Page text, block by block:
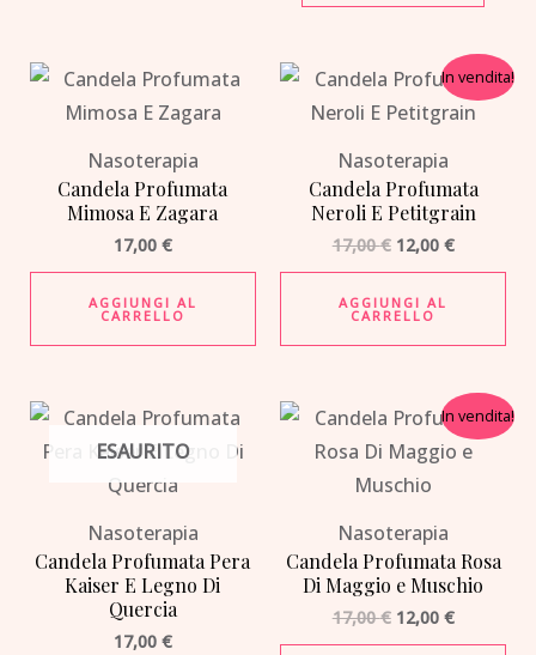
Nasoterapia
Candela Profumata
Mimosa E Zagara
17,00 €
AGGIUNGI AL
CARRELLO
In vendita!
Nasoterapia
Candela Profumata
Neroli E Petitgrain
17,00€
Il
prezzo
originale
17,00 €.
12,00 €
Il
prezzo
attuale
AGGIUNGI AL
CARRELLO
ESAURITO
Nasoterapia
Candela Profumata Pera
Kaiser E Legno Di
Quercia
17,00 €
In vendita!
Nasoterapia
Candela Profumata Rosa
Di Maggio e Muschio
17,00€
Il
prezzo
originale
era:
17,00 €.
12,00 €
Il
prezzo
attuale